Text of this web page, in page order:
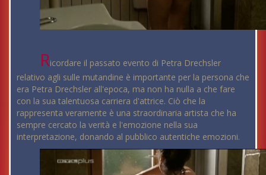
Ricordare il passato evento di Petra Drechsler
relativo agli sulle mutandine è importante per la persona che
era Petra Drechsler all'epoca, ma non ha nulla a che fare
con la sua talentuosa carriera d'attrice. Ciò che la
rappresenta veramente è una straordinaria artista che ha
sempre cercato la verità e l'emozione nella sua
interpretazione, donando al pubblico autentiche emozioni.